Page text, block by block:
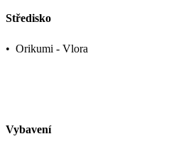
Středisko
• Orikumi - Vlora
Vybavení